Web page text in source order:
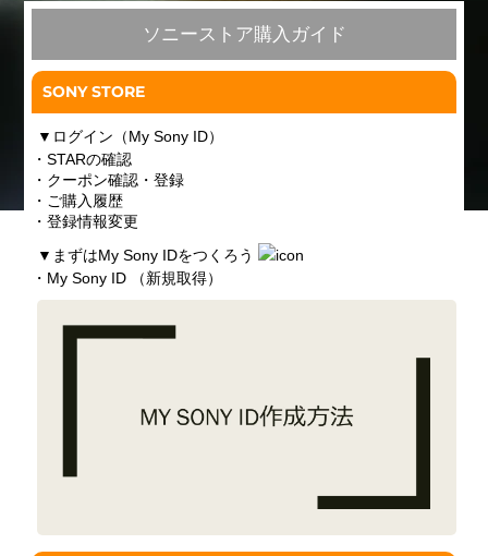
ソニーストア購入ガイド
SONY STORE
▼ ログイン（My Sony ID）
・STARの確認
・クーポン確認・登録
・ご購入履歴
・登録情報変更
▼ まずはMy Sony IDをつくろう
・My Sony ID （新規取得）